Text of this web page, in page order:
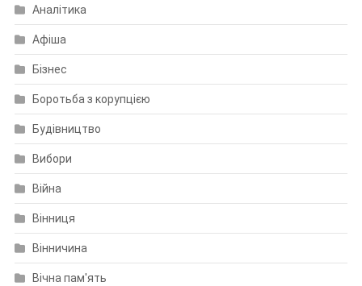
Аналітика
Афіша
Бізнес
Боротьба з корупцією
Будівництво
Вибори
Війна
Вінниця
Вінничина
Вічна пам'ять